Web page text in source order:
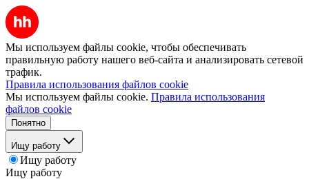
Мы используем файлы cookie, чтобы обеспечивать
правильную работу нашего веб-сайта и анализировать сетевой
трафик.
Правила использования файлов cookie
Мы используем файлы cookie. Правила использования
файлов cookie
Понятно
Ищу работу
Ищу работу
Ищу работу